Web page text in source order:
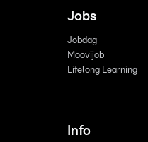
Jobs
Jobdag
Moovijob
Lifelong Learning
Info